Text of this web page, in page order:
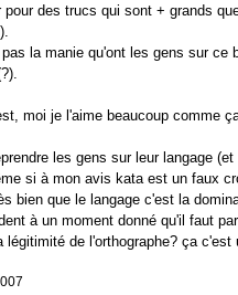
des trucs qui sont + grands
la manie qu'ont les gens sur ce
moi je l'aime beaucoup comme
les gens sur leur langage (et
si à mon avis kata est un faux
bien que le langage c'est la
à un moment donné qu'il faut
de l'orthographe? ça c'est